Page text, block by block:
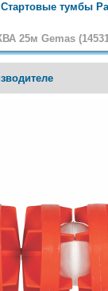
тумбы
25м Gemas